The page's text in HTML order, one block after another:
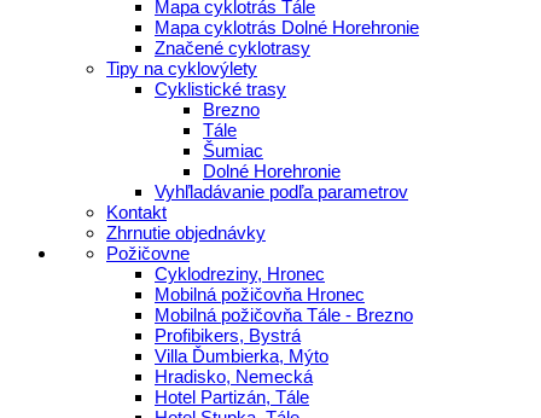
Mapa cyklotrás Tále
Mapa cyklotrás Dolné Horehronie
Značené cyklotrasy
Tipy na cyklovýlety
Cyklistické trasy
Brezno
Tále
Šumiac
Dolné Horehronie
Vyhľladávanie podľa parametrov
Kontakt
Zhrnutie objednávky
Požičovne
Cyklodreziny, Hronec
Mobilná požičovňa Hronec
Mobilná požičovňa Tále - Brezno
Profibikers, Bystrá
Villa Ďumbierka, Mýto
Hradisko, Nemecká
Hotel Partizán, Tále